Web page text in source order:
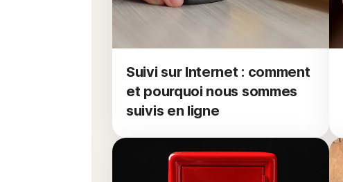
Suivi sur Internet : comment
et pourquoi nous sommes
suivis en ligne